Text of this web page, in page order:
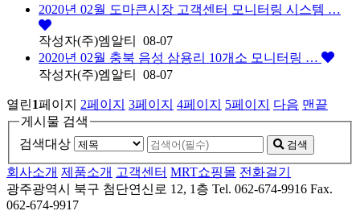
2020년 02월 도마큰시장 고객센터 모니터링 시스템 …
작성자(주)엠알티
08-07
2020년 02월 충북 음성 삼용리 10개소 모니터링 …
작성자(주)엠알티 08-07
열린1페이지 2페이지 3페이지 4페이지 5페이지 다음 맨끝
게시물 검색
검색대상
검색
회사소개 제품소개 고객센터 MRT쇼핑몰 전화걸기
광주광역시 북구 첨단연신로 12, 1층 Tel. 062-674-9916 Fax.
062-674-9917